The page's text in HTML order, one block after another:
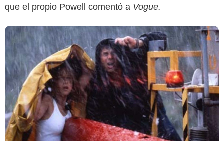
que el propio Powell comentó a Vogue.